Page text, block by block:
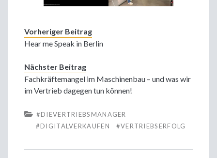
Vorheriger Beitrag
Hear me Speak in Berlin
Nächster Beitrag
Fachkräftemangel im Maschinenbau – und was wir
im Vertrieb dagegen tun können!
#DIEVERTRIEBSMANAGER
#DIGITALVERKAUFEN
#VERTRIEBSERFOLG